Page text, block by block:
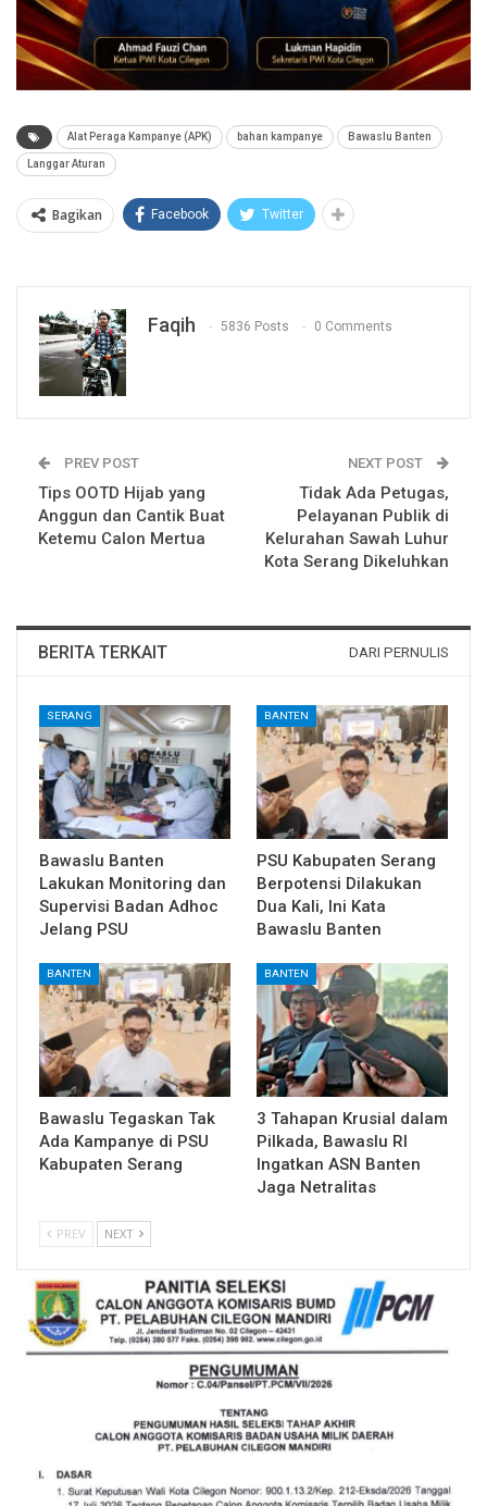
Alat Peraga Kampanye (APK) bahan kampanye Bawaslu Banten
Langgar Aturan
Bagikan Facebook Twitter
Faqih 5836 Posts 0 Comments
PREV POST
Tips OOTD Hijab yang
Anggun dan Cantik Buat
Ketemu Calon Mertua
NEXT POST
Tidak Ada Petugas,
Pelayanan Publik di
Kelurahan Sawah Luhur
Kota Serang Dikeluhkan
BERITA TERKAIT DARI PERNULIS
SERANG
Bawaslu Banten
Lakukan Monitoring dan
Supervisi Badan Adhoc
Jelang PSU
BANTEN
PSU Kabupaten Serang
Berpotensi Dilakukan
Dua Kali, Ini Kata
Bawaslu Banten
BANTEN
Bawaslu Tegaskan Tak
Ada Kampanye di PSU
Kabupaten Serang
BANTEN
3 Tahapan Krusial dalam
Pilkada, Bawaslu RI
Ingatkan ASN Banten
Jaga Netralitas
PREV NEXT